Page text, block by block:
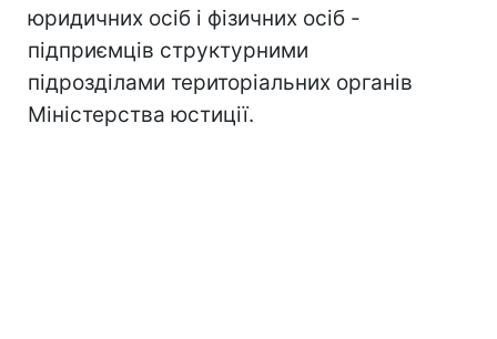
юридичних осіб і фізичних осіб -
підприємців структурними
підрозділами територіальних органів
Міністерства юстиції.